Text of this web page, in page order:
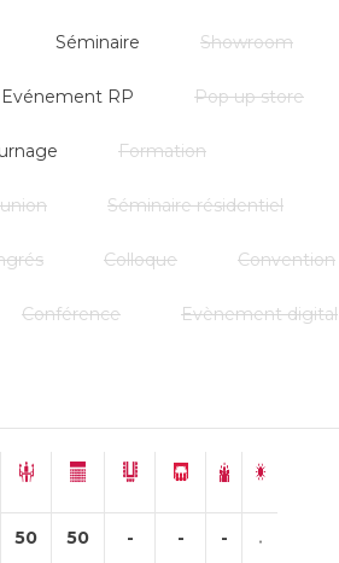
Séminaire Showroom
Evénement RP Pop up store
Formation
Séminaire résidentiel
Colloque Convention
Conférence Evènement digital
50 50 - - -